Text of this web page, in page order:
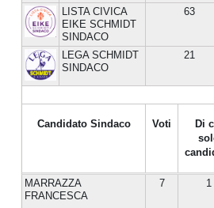
LISTA CIVICA
EIKE SCHMIDT
SINDACO
63
LEGA SCHMIDT
SINDACO
21
Candidato Sindaco Voti
Di
MARRAZZA
FRANCESCA
7 1